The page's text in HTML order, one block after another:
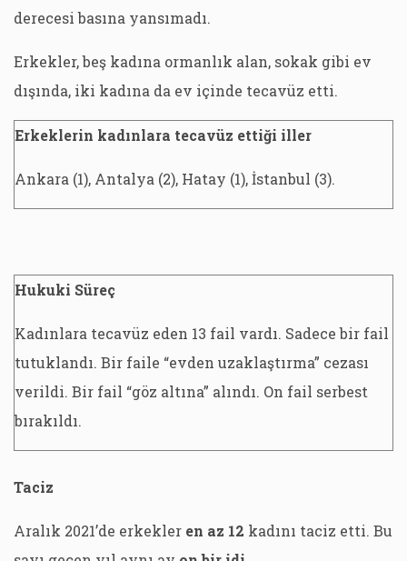
derecesi basına yansımadı.
Erkekler, beş kadına ormanlık alan, sokak gibi ev
dışında, iki kadına da ev içinde tecavüz etti.
Erkeklerin kadınlara tecavüz ettiği iller
Ankara (1), Antalya (2), Hatay (1), İstanbul (3).
Hukuki Süreç
Kadınlara tecavüz eden 13 fail vardı. Sadece bir fail
tutuklandı. Bir faile “evden uzaklaştırma” cezası
verildi. Bir fail “göz altına” alındı. On fail serbest
bırakıldı.
Taciz
Aralık 2021’de erkekler en az 12 kadını taciz etti. Bu